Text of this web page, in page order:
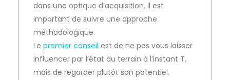
dans une optique d’acquisition, il est
important de suivre une approche
méthodologique.
Le premier conseil est de ne pas vous laisser
influencer par l’état du terrain à l’instant T,
mais de regarder plutôt son potentiel.